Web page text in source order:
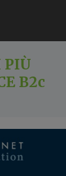
PIÙ
B2c